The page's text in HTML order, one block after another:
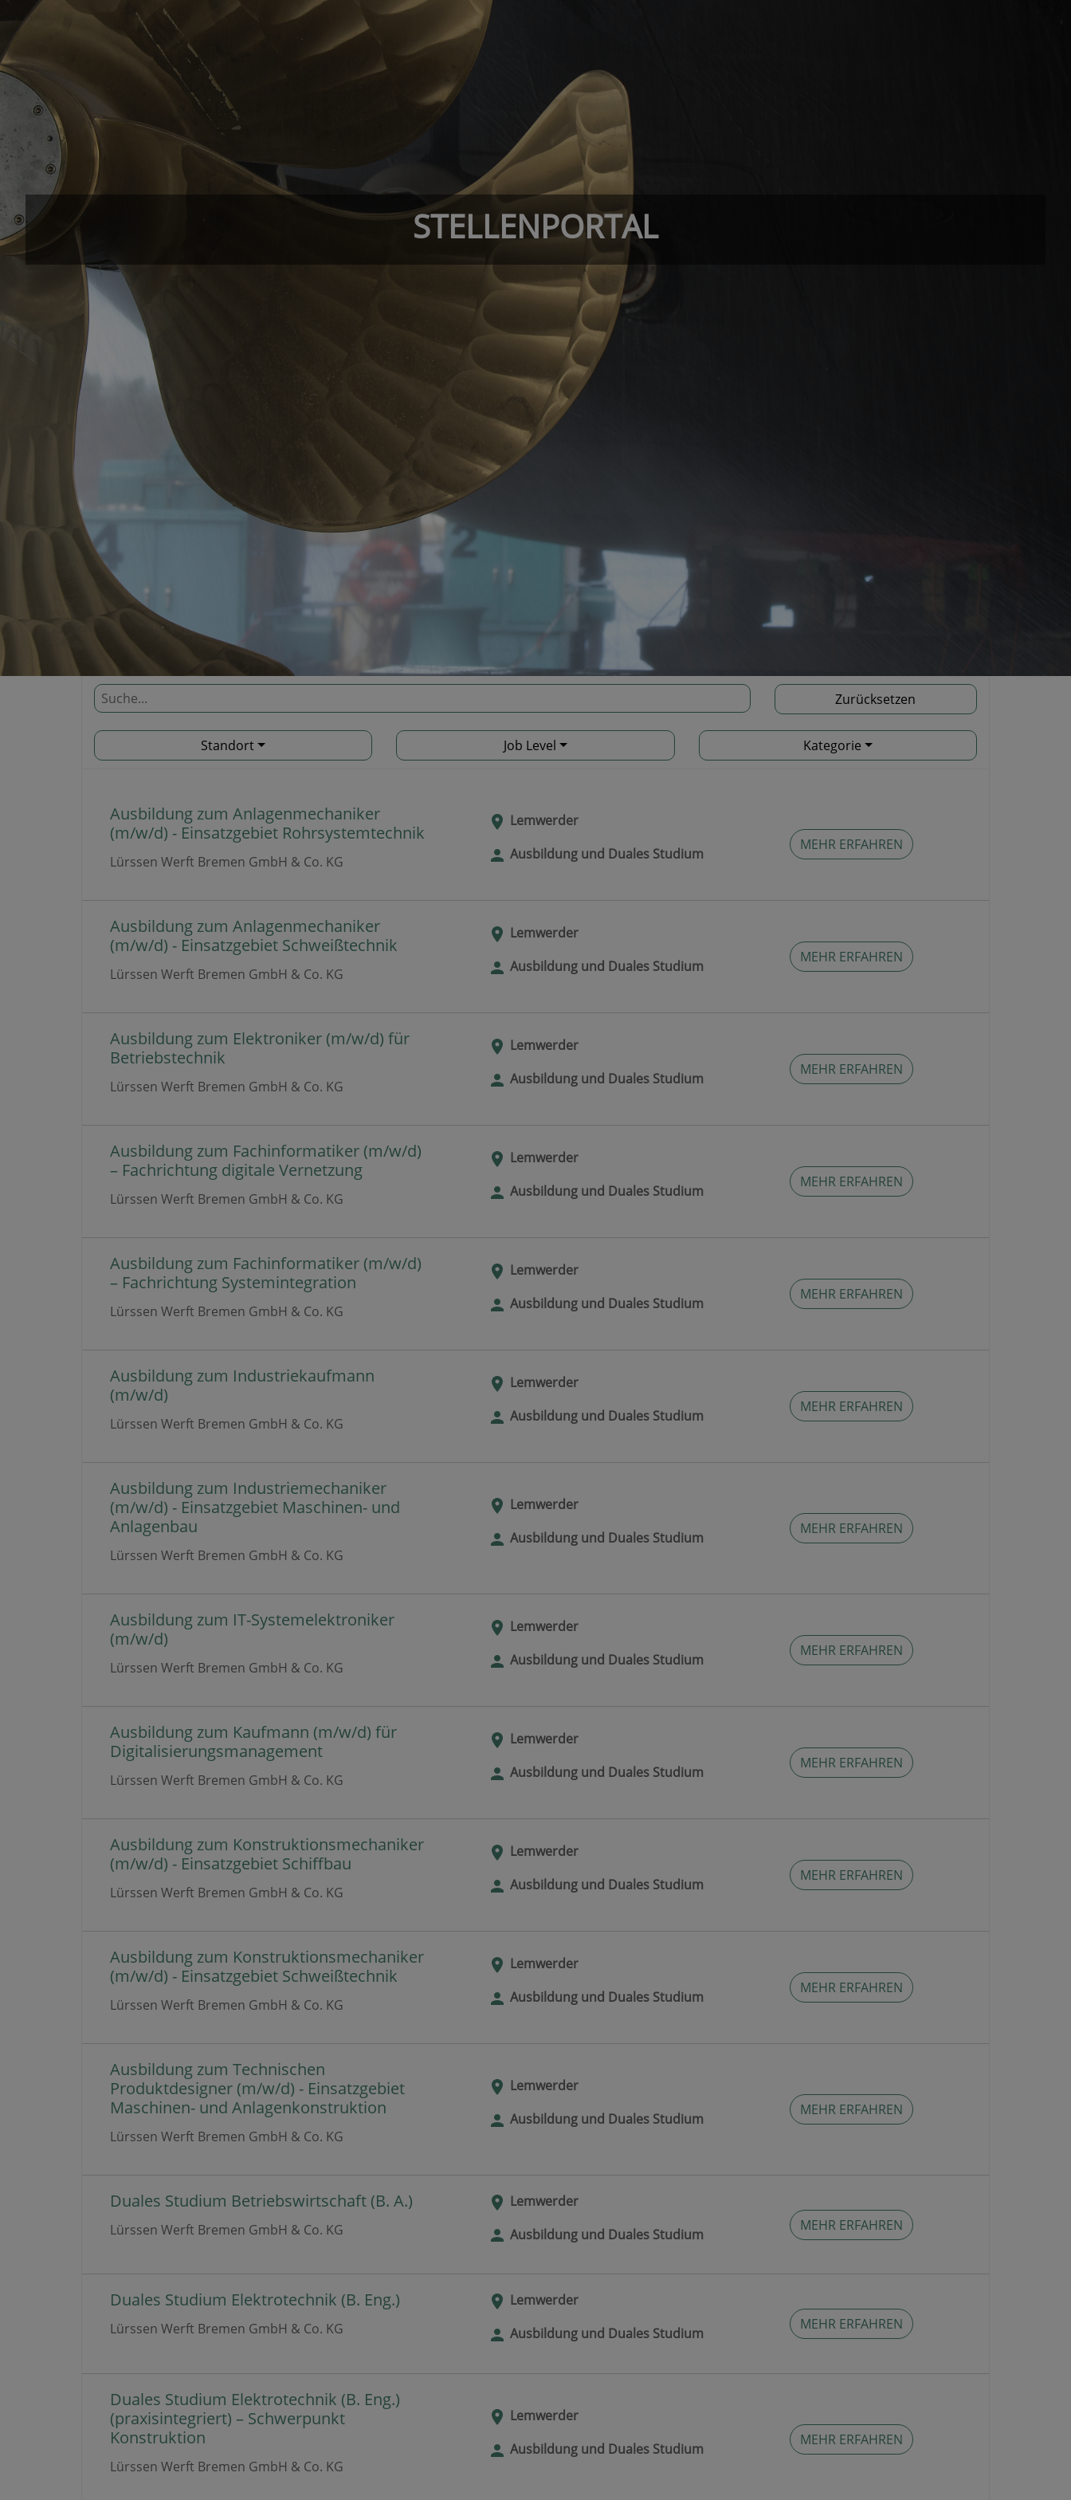
STELLENPORTAL
Standort Job Level Kategorie
Ausbildung zum Anlagenmechaniker
(m/w/d) - Einsatzgebiet Rohrsystemtechnik
Lürssen Werft Bremen GmbH & Co. KG
Lemwerder
Ausbildung und Duales Studium
MEHR ERFAHREN
Ausbildung zum Anlagenmechaniker
(m/w/d) - Einsatzgebiet Schweißtechnik
Lürssen Werft Bremen GmbH & Co. KG
Lemwerder
Ausbildung und Duales Studium
MEHR ERFAHREN
Ausbildung zum Elektroniker (m/w/d) für
Betriebstechnik
Lürssen Werft Bremen GmbH & Co. KG
Lemwerder
Ausbildung und Duales Studium
MEHR ERFAHREN
Ausbildung zum Fachinformatiker (m/w/d)
– Fachrichtung digitale Vernetzung
Lürssen Werft Bremen GmbH & Co. KG
Lemwerder
Ausbildung und Duales Studium
MEHR ERFAHREN
Ausbildung zum Fachinformatiker (m/w/d)
– Fachrichtung Systemintegration
Lürssen Werft Bremen GmbH & Co. KG
Lemwerder
Ausbildung und Duales Studium
MEHR ERFAHREN
Ausbildung zum Industriekaufmann
(m/w/d)
Lürssen Werft Bremen GmbH & Co. KG
Lemwerder
Ausbildung und Duales Studium
MEHR ERFAHREN
Ausbildung zum Industriemechaniker
(m/w/d) - Einsatzgebiet Maschinen- und
Anlagenbau
Lürssen Werft Bremen GmbH & Co. KG
Lemwerder
Ausbildung und Duales Studium
MEHR ERFAHREN
Ausbildung zum IT-Systemelektroniker
(m/w/d)
Lürssen Werft Bremen GmbH & Co. KG
Lemwerder
Ausbildung und Duales Studium
MEHR ERFAHREN
Ausbildung zum Kaufmann (m/w/d) für
Digitalisierungsmanagement
Lürssen Werft Bremen GmbH & Co. KG
Lemwerder
Ausbildung und Duales Studium
MEHR ERFAHREN
Ausbildung zum Konstruktionsmechaniker
(m/w/d) - Einsatzgebiet Schiffbau
Lürssen Werft Bremen GmbH & Co. KG
Lemwerder
Ausbildung und Duales Studium
MEHR ERFAHREN
Ausbildung zum Konstruktionsmechaniker
(m/w/d) - Einsatzgebiet Schweißtechnik
Lürssen Werft Bremen GmbH & Co. KG
Lemwerder
Ausbildung und Duales Studium
MEHR ERFAHREN
Ausbildung zum Technischen
Produktdesigner (m/w/d) - Einsatzgebiet
Maschinen- und Anlagenkonstruktion
Lürssen Werft Bremen GmbH & Co. KG
Lemwerder
Ausbildung und Duales Studium
MEHR ERFAHREN
Duales Studium Betriebswirtschaft (B. A.)
Lürssen Werft Bremen GmbH & Co. KG
Lemwerder
Ausbildung und Duales Studium
MEHR ERFAHREN
Duales Studium Elektrotechnik (B. Eng.)
Lürssen Werft Bremen GmbH & Co. KG
Lemwerder
Ausbildung und Duales Studium
MEHR ERFAHREN
Duales Studium Elektrotechnik (B. Eng.)
(praxisintegriert) – Schwerpunkt
Konstruktion
Lürssen Werft Bremen GmbH & Co. KG
Lemwerder
Ausbildung und Duales Studium
MEHR ERFAHREN